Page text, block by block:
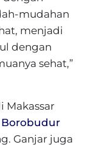
mudahan
menjadi
dengan
sehat,”
Makassar
Borobudur
Ganjar juga